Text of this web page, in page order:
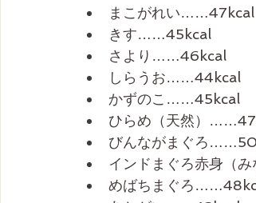
まこがれい……47kcal
きす……45kcal
さより……46kcal
しらうお……44kcal
かずのこ……45kcal
ひらめ（天然）
びんながまぐろ
インドまぐろ赤身（
めばちまぐろ